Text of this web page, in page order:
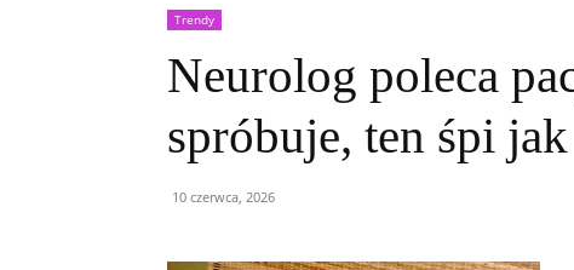
Trendy
Neurolog poleca
spróbuje, ten śpi
10 czerwca, 2026